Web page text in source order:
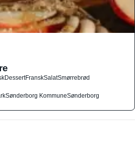
DessertFranskSalatSmørrebrød
Sønderborg KommuneSønderborg